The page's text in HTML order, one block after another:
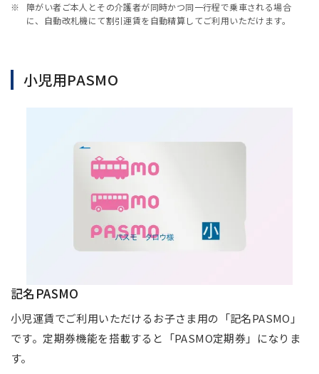
障がい者ご本人とその介護者が同時かつ同一行程で乗車される場合
に、自動改札機にて割引運賃を自動精算してご利用いただけます。
小児用PASMO
記名PASMO
小児運賃でご利用いただけるお子さま用の「記名PASMO」
です。定期券機能を搭載すると「PASMO定期券」になりま
す。